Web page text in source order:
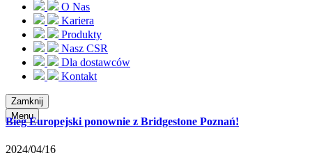
O Nas
Kariera
Produkty
Nasz CSR
Dla dostawców
Kontakt
Zamknij
Menu
Bieg Europejski ponownie z Bridgestone Poznań!
2024/04/16